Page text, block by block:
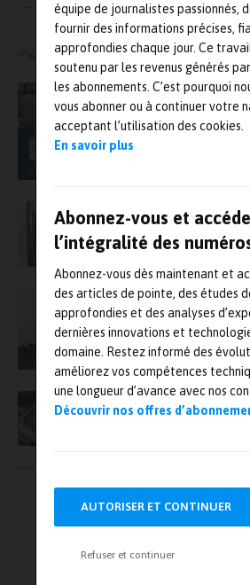
équipe de journalistes passionnés,
fournir des informations précises,
approfondies chaque jour. Ce
soutenu par les revenus générés
les abonnements. C’est pourquoi
vous abonner ou à continuer votre
acceptant l’utilisation des cookies.
En savoir plus
Abonnez-vous et
l’intégralité des
Abonnez-vous dès maintenant et
des articles de pointe, des études
approfondies et des analyses
dernières innovations et
domaine. Restez informé des
améliorez vos compétences
une longueur d’avance avec nos
Découvrir nos offres
AUTORISER ET CONTINUER
Refuser et continuer
Gantner Instruments
collaboration
Les enjeux des bancs
simulation dans
innovation et expertise
Irma lance un
France pour lever les
Comment Groupe
programme Ariane 6
L’Utac lance la 3e
la mobilité du futur
Pagination
publications
1 2